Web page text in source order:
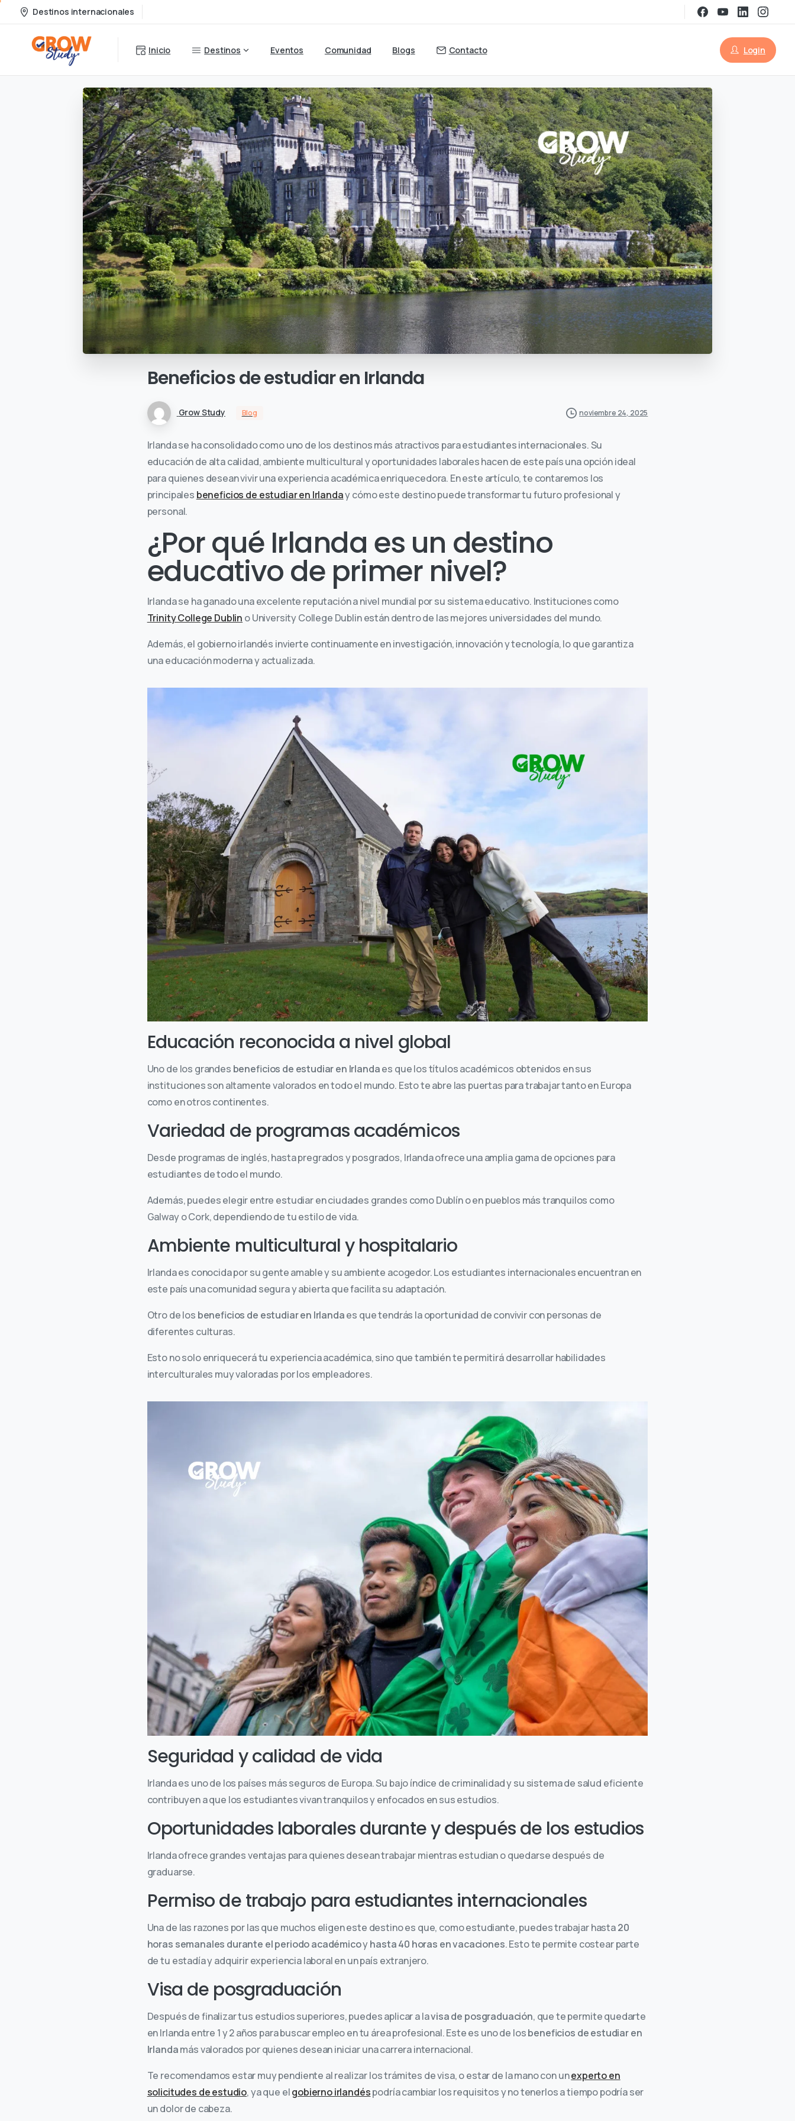
Destinos internacionales
Inicio Destinos Eventos Comunidad Blogs Contacto Login
Beneficiosdeestudiaren Irlanda
Grow Study Blog noviembre 24, 2025
Irlanda se ha consolidado como uno de los destinos más atractivos para estudiantes internacionales. Su
educación de alta calidad, ambiente multicultural y oportunidades laborales hacen de este país una opción ideal
para quienes desean vivir una experiencia académica enriquecedora. En este artículo, te contaremos los
principales beneficios de estudiar en Irlanday cómo este destino puede transformar tu futuro profesional y
personal.
¿Por qué Irlanda es un destino
educativo de primer nivel?
Irlanda se ha ganado una excelente reputación a nivel mundial por su sistema educativo. Instituciones como
Trinity College Dublin o University College Dublin están dentro de las mejores universidades del mundo.
Además, el gobierno irlandés invierte continuamente en investigación, innovación y tecnología, lo que garantiza
una educación moderna y actualizada.
Educación reconocida a nivel global
Uno de los grandes beneficios de estudiar en Irlandaes que los títulos académicos obtenidos en sus
instituciones son altamente valorados en todo el mundo. Esto te abre las puertas para trabajar tanto en Europa
como en otros continentes.
Variedad de programas académicos
Desde programas de inglés, hasta pregrados y posgrados, Irlanda ofrece una amplia gama de opciones para
estudiantes de todo el mundo.
Además, puedes elegir entre estudiar en ciudades grandes como Dublín o en pueblos más tranquilos como
Galway o Cork, dependiendo de tu estilo de vida.
Ambiente multicultural y hospitalario
Irlanda es conocida por su gente amable y su ambiente acogedor. Los estudiantes internacionales encuentran en
este país una comunidad segura y abierta que facilita su adaptación.
Otro de los beneficios de estudiar en Irlandaes que tendrás la oportunidad de convivir con personas de
diferentes culturas.
Esto no solo enriquecerá tu experiencia académica, sino que también te permitirá desarrollar habilidades
interculturales muy valoradas por los empleadores.
Seguridad y calidad de vida
Irlanda es uno de los países más seguros de Europa. Su bajo índice de criminalidad y su sistema de salud eficiente
contribuyen a que los estudiantes vivan tranquilos y enfocados en sus estudios.
Oportunidades laborales durante y después de los estudios
Irlanda ofrece grandes ventajas para quienes desean trabajar mientras estudian o quedarse después de
graduarse.
Permiso de trabajo para estudiantes internacionales
Una de las razones por las que muchos eligen este destino es que, como estudiante, puedes trabajar hasta20
horas semanales durante el periodo académicoyhasta 40 horas en vacaciones. Esto te permite costear parte
de tu estadía y adquirir experiencia laboral en un país extranjero.
Visa de posgraduación
Después de finalizar tus estudios superiores, puedes aplicar a lavisa de posgraduación, que te permite quedarte
en Irlanda entre 1 y 2 años para buscar empleo en tu área profesional. Este es uno de losbeneficios de estudiar en
Irlandamás valorados por quienes desean iniciar una carrera internacional.
Te recomendamos estar muy pendiente al realizar los trámites de visa, o estar de la mano con unexperto en
solicitudes de estudio, ya que elgobierno irlandéspodría cambiar los requisitos y no tenerlos a tiempo podría ser
un dolor de cabeza.